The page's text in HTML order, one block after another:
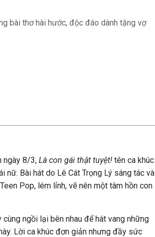
bài thơ hài hước, độc đáo dành tặng vợ
ngày 8/3, Là con gái thật tuyệt! tên ca khúc
nữ. Bài hát do Lê Cát Trọng Lý sáng tác và
Pop, lém lỉnh, vẽ nên một tâm hồn con
ngồi lại bên nhau để hát vang những
Lời ca khúc đơn giản nhưng đầy sức